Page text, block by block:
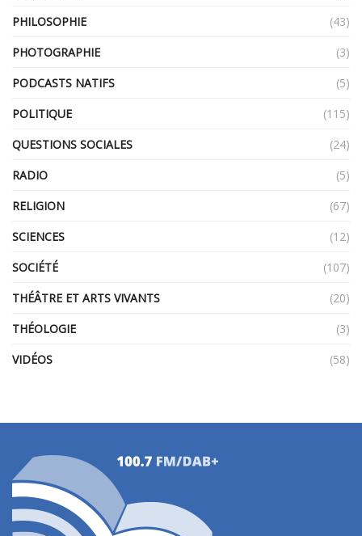
PHILOSOPHIE
(43)
PHOTOGRAPHIE
(3)
PODCASTS NATIFS
(5)
POLITIQUE
(115)
QUESTIONS SOCIALES
(24)
RADIO
(5)
RELIGION
(67)
SCIENCES
(12)
SOCIÉTÉ
(107)
THÉÂTRE ET ARTS VIVANTS
(20)
THÉOLOGIE
(3)
VIDÉOS
(58)